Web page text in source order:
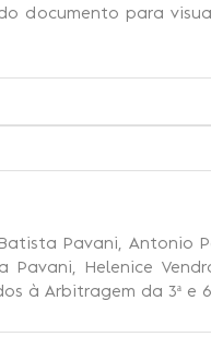
documento para
Pavani, Antonio
Helenice
à Arbitragem da 3ª e